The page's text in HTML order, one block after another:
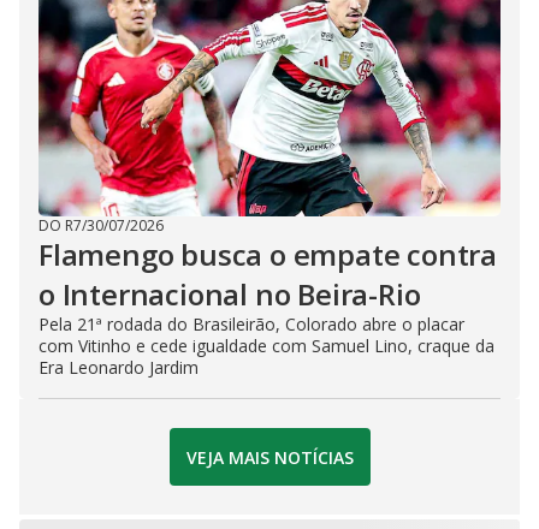
DO R7/30/07/2026
Flamengo busca o empate contra
o Internacional no Beira-Rio
Pela 21ª rodada do Brasileirão, Colorado abre o placar
com Vitinho e cede igualdade com Samuel Lino, craque da
Era Leonardo Jardim
VEJA MAIS NOTÍCIAS